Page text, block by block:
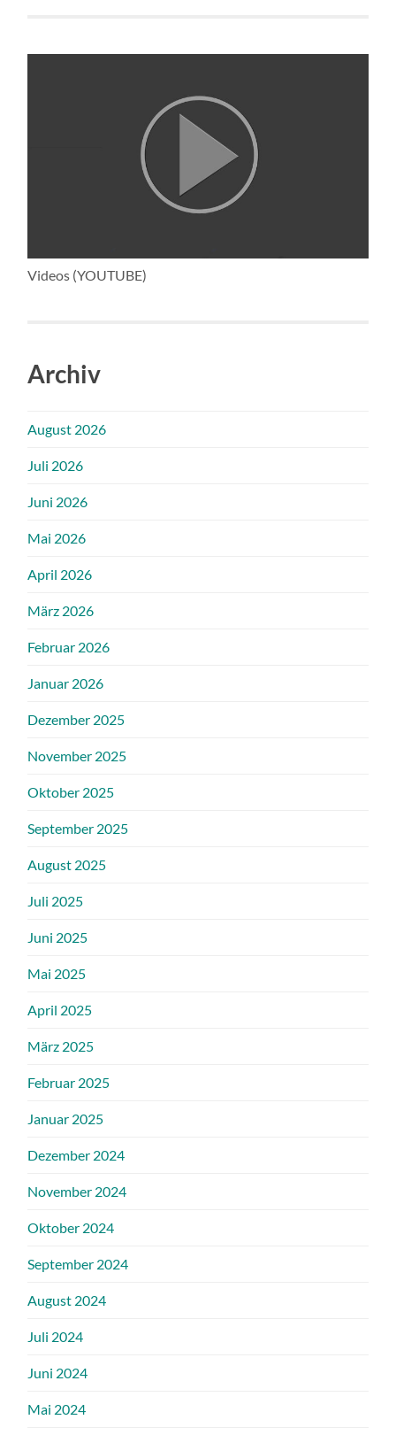
Videos (YOUTUBE)
Archiv
August 2026
Juli 2026
Juni 2026
Mai 2026
April 2026
März 2026
Februar 2026
Januar 2026
Dezember 2025
November 2025
Oktober 2025
September 2025
August 2025
Juli 2025
Juni 2025
Mai 2025
April 2025
März 2025
Februar 2025
Januar 2025
Dezember 2024
November 2024
Oktober 2024
September 2024
August 2024
Juli 2024
Juni 2024
Mai 2024